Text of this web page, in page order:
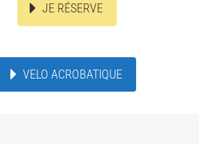
JE RÉSERVE
VELO ACROBATIQUE